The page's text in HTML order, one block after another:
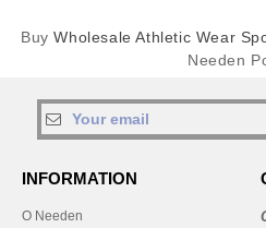
BuyWholesale Athletic Wear
Needen
INFORMATION
O Needen